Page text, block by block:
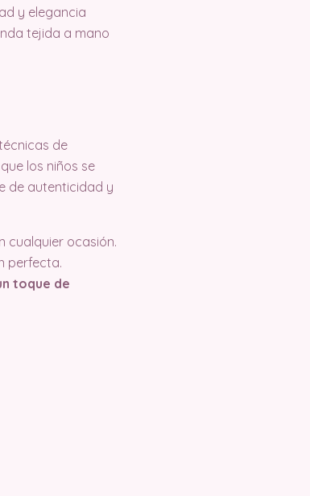
y elegancia
tejida a mano
de
los niños se
de autenticidad y
cualquier ocasión.
perfecta.
toque de